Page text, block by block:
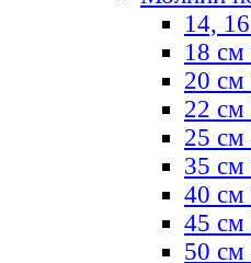
14,
18 см
20 см
22 см
25 см
35 см
40 см
45 см
50 см